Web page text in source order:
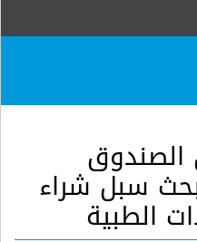
الصندوق
سبل شراء
الطبية